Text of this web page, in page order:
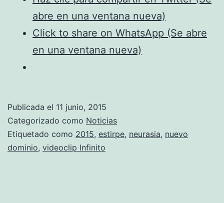
y
traemos
abre en una ventana nueva)
Click to share on WhatsApp (Se abre
en una ventana nueva)
Publicada el 11 junio, 2015
Categorizado como Noticias
Etiquetado como 2015, estirpe, neurasia, nuevo
dominio, videoclip Infinito